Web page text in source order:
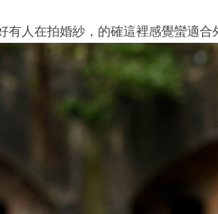
有人在拍婚紗，的確這裡感覺蠻適合